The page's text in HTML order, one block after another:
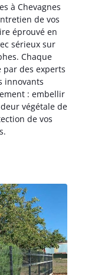
à Chevagnes
de vos
éprouvé en
sérieux sur
Chaque
des experts
innovants
: embellir
végétale de
de vos